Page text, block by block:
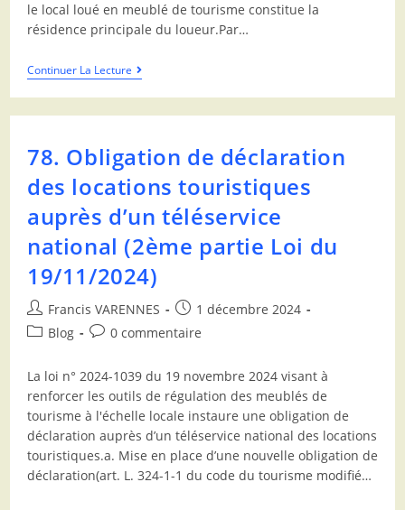
le local loué en meublé de tourisme constitue la
résidence principale du loueur.Par…
Continuer La Lecture
78. Obligation de déclaration
des locations touristiques
auprès d’un téléservice
national (2ème partie Loi du
19/11/2024)
Francis VARENNES
1 décembre 2024
Blog
0 commentaire
La loi n° 2024-1039 du 19 novembre 2024 visant à
renforcer les outils de régulation des meublés de
tourisme à l'échelle locale instaure une obligation de
déclaration auprès d’un téléservice national des locations
touristiques.a. Mise en place d’une nouvelle obligation de
déclaration(art. L. 324-1-1 du code du tourisme modifié…